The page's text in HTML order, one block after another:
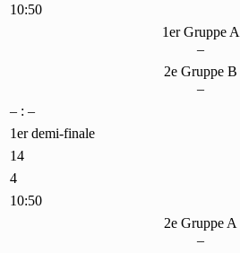
10:50
1er Gruppe A
–
2e Gruppe B
–
– : –
1er demi-finale
14
4
10:50
2e Gruppe A
–